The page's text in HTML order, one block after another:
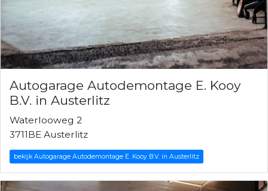
Autogarage Autodemontage E. Kooy
B.V. in Austerlitz
Waterlooweg 2
3711BE Austerlitz
bekijk Autogarage Autodemontage E. Kooy B.V. in Austerlitz